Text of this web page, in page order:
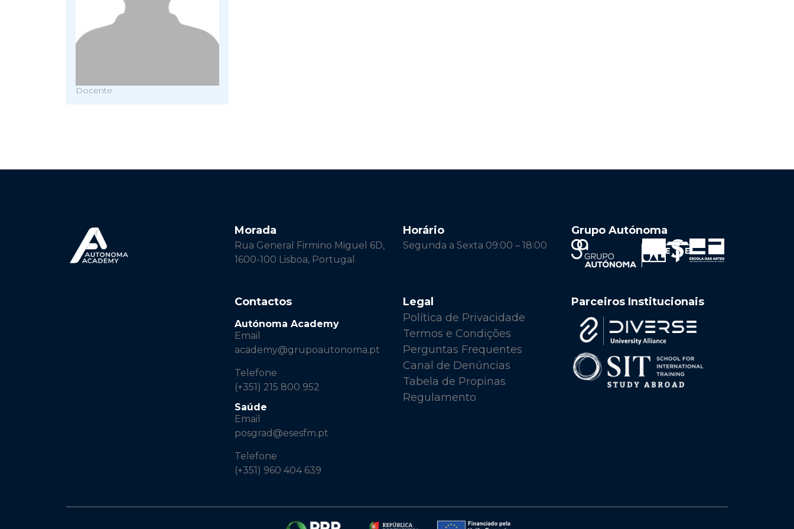
Docente
Morada
Rua General Firmino Miguel 6D,
1600-100 Lisboa, Portugal
Horário
Segunda a Sexta 09:00 – 18:00
Grupo Autónoma
Contactos
Autónoma Academy
Email
academy@grupoautonoma.pt
Telefone
(+351) 215 800 952
Saúde
Email
posgrad@esesfm.pt
Telefone
(+351) 960 404 639
Legal
Política de Privacidade
Termos e Condições
Perguntas Frequentes
Canal de Denúncias
Tabela de Propinas
Regulamento
Parceiros Institucionais